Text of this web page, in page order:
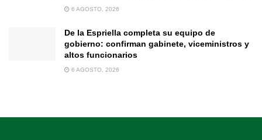
6 AGOSTO, 2026
De la Espriella completa su equipo de
gobierno: confirman gabinete, viceministros y
altos funcionarios
6 AGOSTO, 2026